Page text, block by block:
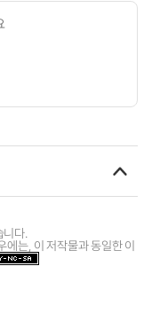
니다.
에는, 이 저작물과 동일한 이